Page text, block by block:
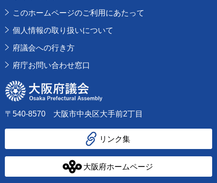
このホームページのご利用にあたって
個人情報の取り扱いについて
府議会への行き方
府庁お問い合わせ窓口
大阪府議会
〒540-8570 大阪市中央区大手前2丁目
リンク集
大阪府ホームページ